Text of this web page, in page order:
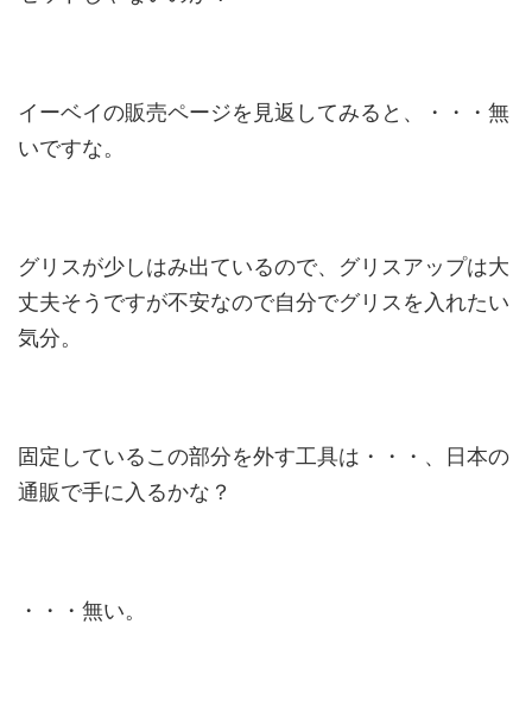
イーベイの販売ページを見返してみると、・・・無
いですな。
グリスが少しはみ出ているので、グリスアップは大
丈夫そうですが不安なので自分でグリスを入れたい
気分。
固定しているこの部分を外す工具は・・・、日本の
通販で手に入るかな？
・・・無い。